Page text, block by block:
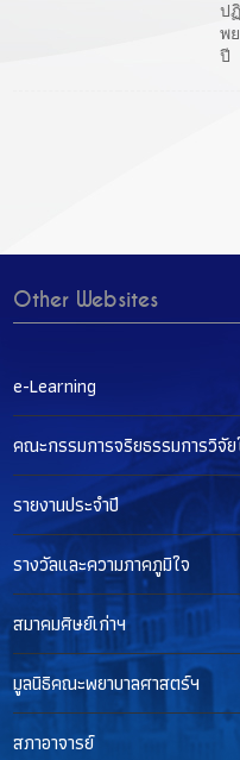
ป
พ
ปี
Other Websites
e-Learning
คณะกรรมการจริยธรรมการวิจั
รายงานประจำปี
รางวัลและความภาคภูมิใจ
สมาคมศิษย์เก่าฯ
มูลนิธิคณะพยาบาลศาสตร์ฯ
สภาอาจารย์